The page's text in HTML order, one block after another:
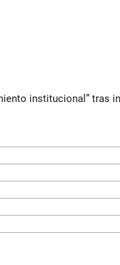
institucional” tras